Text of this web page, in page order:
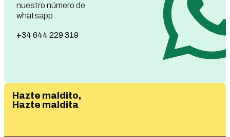
nuestro número de
whatsapp
+34 644 229 319
Hazte maldito,
Hazte maldita